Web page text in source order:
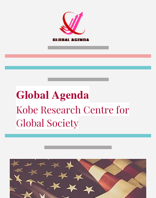
Global Agenda
Kobe Research Centre for
Global Society